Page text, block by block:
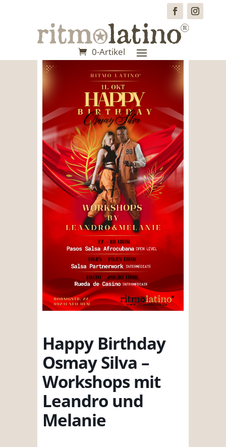
0-Artikel
Happy Birthday
Osmay Silva –
Workshops mit
Leandro und
Melanie